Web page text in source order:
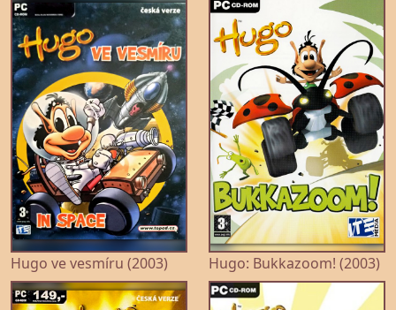
Hugo ve vesmíru (2003) Hugo: Bukkazoom! (2003)